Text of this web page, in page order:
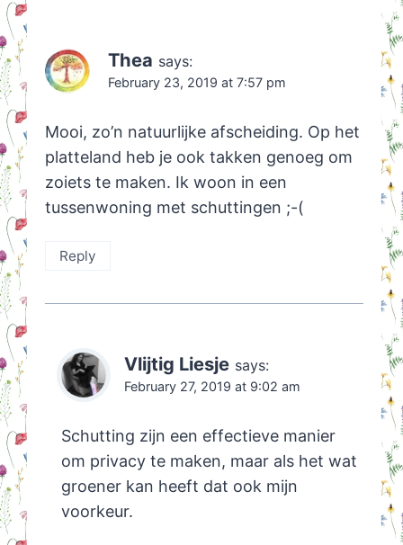
Thea says:
February 23, 2019 at 7:57 pm
Mooi, zo’n natuurlijke afscheiding. Op het
platteland heb je ook takken genoeg om
zoiets te maken. Ik woon in een
tussenwoning met schuttingen ;-(
Reply
Vlijtig Liesje says:
February 27, 2019 at 9:02 am
Schutting zijn een effectieve manier
om privacy te maken, maar als het wat
groener kan heeft dat ook mijn
voorkeur.